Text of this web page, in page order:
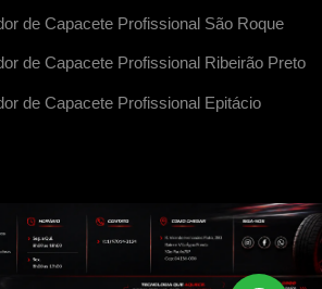
de Capacete Profissional São Roque
de Capacete Profissional Ribeirão Preto
de Capacete Profissional Epitácio